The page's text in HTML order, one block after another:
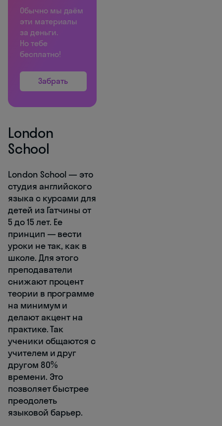
Обычно мы даём
эти материалы
за деньги.
Но тебе
бесплатно!
Забрать
London
School
London School — это
студия английского
языка с курсами для
детей из Гатчины от
5 до 15 лет. Ее
принцип — вести
уроки не так, как в
школе. Для этого
преподаватели
снижают процент
теории в программе
на минимум и
делают акцент на
практике. Так
ученики общаются с
учителем и друг
другом 80%
времени. Это
позволяет быстрее
преодолеть
языковой барьер.